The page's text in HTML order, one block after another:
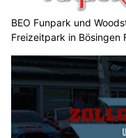
BEO Funpark und
Freizeitpark in Bösingen